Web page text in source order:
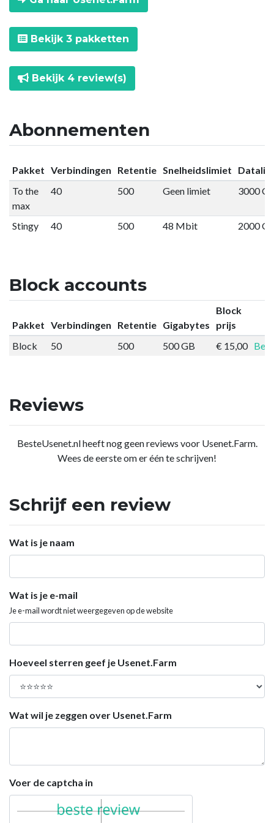
Bekijk 3 pakketten
Bekijk 4 review(s)
Abonnementen
Pakket Verbindingen Retentie Snelheidslimiet
To the
max
40 500 Geen limiet 3000
Stingy 40 500 48 Mbit 2000
Block accounts
Pakket Verbindingen Retentie Gigabytes
Block
prijs
Block
50 500 500 GB € 15,00
Reviews
BesteUsenet.nl heeft nog geen reviews voor Usenet.Farm.
Wees de eerste om er één te schrijven!
Schrijf een review
Wat is je naam
Wat is je e-mail
Je e-mail wordt niet weergegeven op de website
Hoeveel sterren geef je Usenet.Farm
Wat wil je zeggen over Usenet.Farm
Voer de captcha in